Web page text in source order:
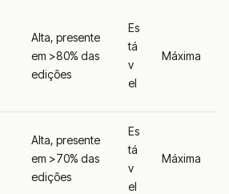
Alta, presente
em >80% das
edições
Es
tá
v
el
Máxima
Alta, presente
em >70% das
edições
Es
tá
v
el
Máxima